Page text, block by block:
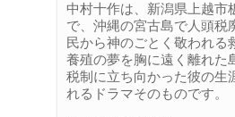
中村十作は、新潟県上越市
で、沖縄の宮古島で人頭税
民から神のごとく敬われる
養殖の夢を胸に遠く離れた
税制に立ち向かった彼の生
れるドラマそのものです。